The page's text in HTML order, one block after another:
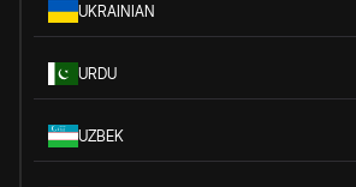
UKRAINIAN
URDU
UZBEK